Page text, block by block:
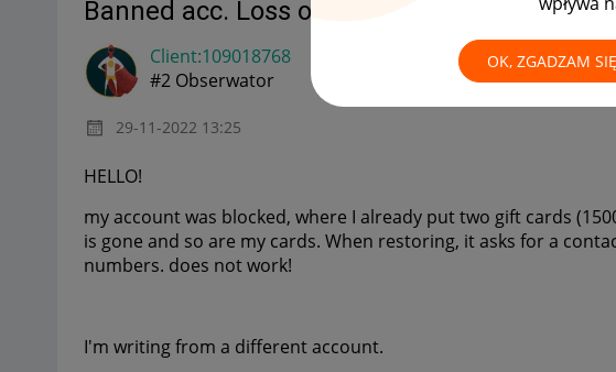
OK, ZGADZAM SIĘ
Banned acc. Loss of two gift cards worth
Client:109018768
#2 Obserwator
‎29-11-2022 13:25
HELLO!
my account was blocked, where I already put two gift cards
is gone and so are my cards. When restoring, it asks for a
numbers. does not work!
I'm writing from a different account.